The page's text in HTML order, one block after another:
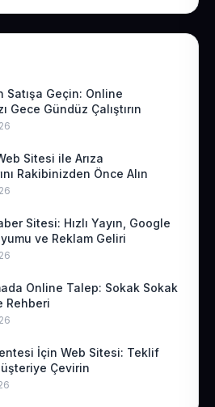
Satışa Geçin: Online
Gece Gündüz Çalıştırın
Sitesi ile Arıza
Rakibinizden Önce Alın
Sitesi: Hızlı Yayın, Google
ve Reklam Geliri
Online Talep: Sokak Sokak
Rehberi
İçin Web Sitesi: Teklif
Çevirin